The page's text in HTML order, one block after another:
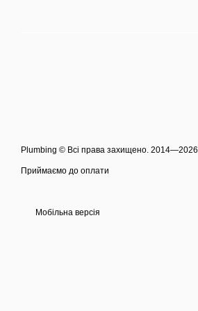
Plumbing © Всі права захищено. 2014—2026
Приймаємо до оплати
Мобільна версія